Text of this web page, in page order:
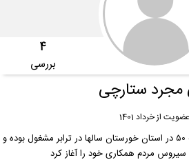
4
بررسی
مجرد ستارچی
عضویت از خرداد 1401
علی مجرد ستارچی متولد دهه ۵0 در استان خورستان سالها در ترابر مشغول بوده و
سیروس مردم همکاری خود را آغاز کرد